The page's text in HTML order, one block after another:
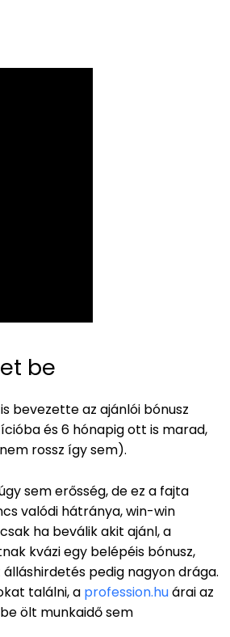
be
bevezette az ajánlói bónusz
és 6 hónapig ott is marad,
rossz így sem).
sem erősség, de ez a fajta
valódi hátránya, win-win
ha beválik akit ajánl, a
kvázi egy belépéis bónusz,
pedig nagyon drága.
találni, a profession.huárai az
ölt munkaidő sem